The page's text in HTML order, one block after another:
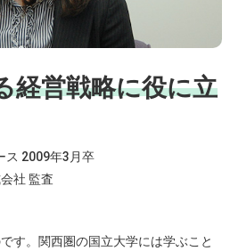
経営戦略に役に立
ス 2009年3月卒
社 監査
す。関西圏の国立大学には学ぶこと